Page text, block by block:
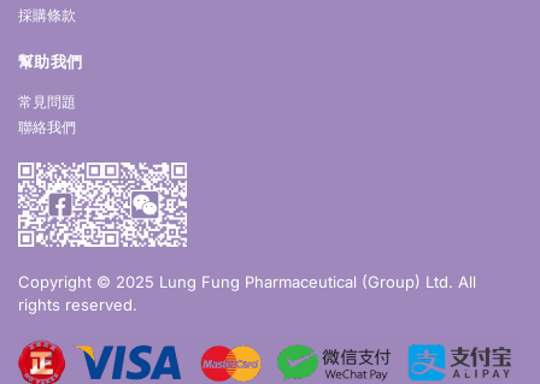
採購條款
幫助我們
常見問題
聯絡我們
Copyright © 2025 Lung Fung Pharmaceutical (Group) Ltd. All
rights reserved.